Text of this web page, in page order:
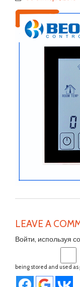
LEAVE A
Войти, используя
being stored and used as